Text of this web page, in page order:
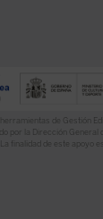
de Gestión
por la Dirección General
finalidad de este apoyo